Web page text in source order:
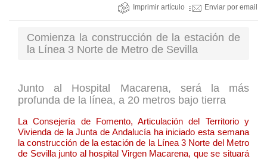
Imprimir artículo Enviar por email
Comienza la construcción de la estación de
la Línea 3 Norte de Metro de Sevilla
Junto al Hospital Macarena, será la más
profunda de la línea, a 20 metros bajo tierra
La Consejería de Fomento, Articulación del Territorio y
Vivienda de la Junta de Andalucía ha iniciado esta semana
la construcción de la estación de la Línea 3 Norte del Metro
de Sevilla junto al hospital Virgen Macarena, que se situará